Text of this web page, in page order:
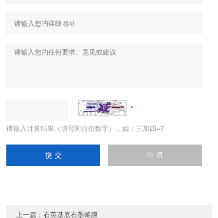
请输入计算结果（填写阿拉伯数字），如：三加四=7
上一篇：石英基底石墨烯膜